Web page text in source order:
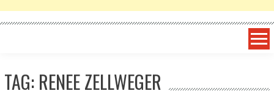
TAG: RENEE ZELLWEGER